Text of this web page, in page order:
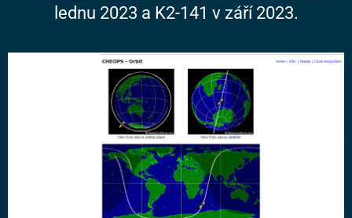
lednu 2023 a K2-141 v září 2023.